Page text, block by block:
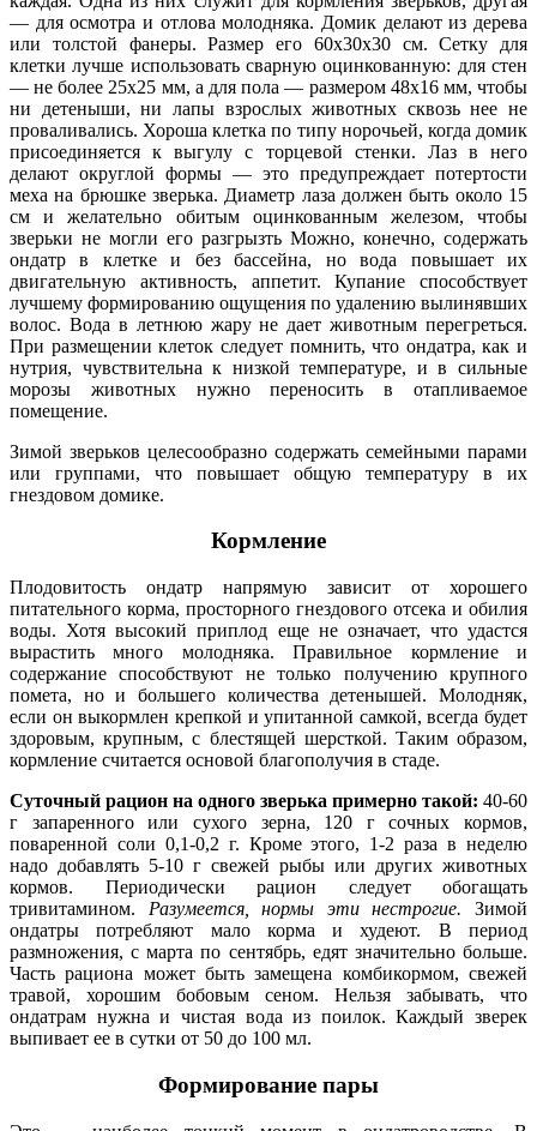
— для осмотра и отлова молодняка. Домик делают из дерева
или толстой фанеры. Размер его 60х30х30 см. Сетку для
клетки лучше использовать сварную оцинкованную: для стен
— не более 25х25 мм, а для пола — размером 48х16 мм, чтобы
ни детеныши, ни лапы взрослых животных сквозь нее не
проваливались. Хороша клетка по типу норочьей, когда домик
присоединяется к выгулу с торцевой стенки. Лаз в него
делают округлой формы — это предупреждает потертости
меха на брюшке зверька. Диаметр лаза должен быть около 15
см и желательно обитым оцинкованным железом, чтобы
зверьки не могли его разгрызть Можно, конечно, содержать
ондатр в клетке и без бассейна, но вода повышает их
двигательную активность, аппетит. Купание способствует
лучшему формированию ощущения по удалению вылинявших
волос. Вода в летнюю жару не дает животным перегреться.
При размещении клеток следует помнить, что ондатра, как и
нутрия, чувствительна к низкой температуре, и в сильные
морозы животных нужно переносить в отапливаемое
помещение.
Зимой зверьков целесообразно содержать семейными парами
или группами, что повышает общую температуру в их
гнездовом домике.
Кормление
Плодовитость ондатр напрямую зависит от хорошего
питательного корма, просторного гнездового отсека и обилия
воды. Хотя высокий приплод еще не означает, что удастся
вырастить много молодняка. Правильное кормление и
содержание способствуют не только получению крупного
помета, но и большего количества детенышей. Молодняк,
если он выкормлен крепкой и упитанной самкой, всегда будет
здоровым, крупным, с блестящей шерсткой. Таким образом,
кормление считается основой благополучия в стаде.
Суточный рацион на одного зверька примерно такой: 40-60
г запаренного или сухого зерна, 120 г сочных кормов,
поваренной соли 0,1-0,2 г. Кроме этого, 1-2 раза в неделю
надо добавлять 5-10 г свежей рыбы или других животных
кормов. Периодически рацион следует обогащать
тривитамином. Разумеется, нормы эти нестрогие. Зимой
ондатры потребляют мало корма и худеют. В период
размножения, с марта по сентябрь, едят значительно больше.
Часть рациона может быть замещена комбикормом, свежей
травой, хорошим бобовым сеном. Нельзя забывать, что
ондатрам нужна и чистая вода из поилок. Каждый зверек
выпивает ее в сутки от 50 до 100 мл.
Формирование пары